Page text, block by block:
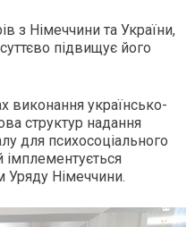
з Німеччини та України,
підвищує його
виконання українсько-
структур надання
для психосоціального
імплементується
Уряду Німеччини.